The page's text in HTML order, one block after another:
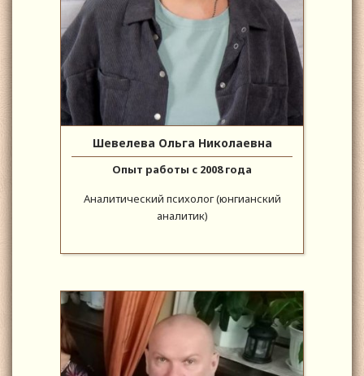
Шевелева Ольга Николаевна
Опыт работы с 2008 года
Аналитический психолог (юнгианский
аналитик)